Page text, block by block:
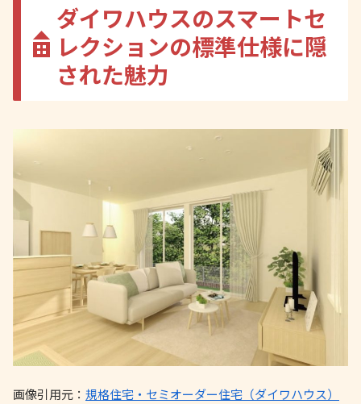
ダイワハウスのスマートセ
レクションの標準仕様に隠
された魅力
画像引用元： 規格住宅・セミオーダー住宅（ダイワハウス）